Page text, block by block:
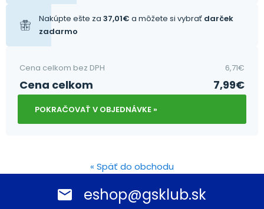
Nakúpte ešte za37,01€ a môžete si vybrať darček
zadarmo
Cena celkom bez DPH 6,71€
Cena celkom 7,99€
POKRAČOVAŤ V OBJEDNÁVKE »
« Späť do obchodu
eshop@gsklub.sk